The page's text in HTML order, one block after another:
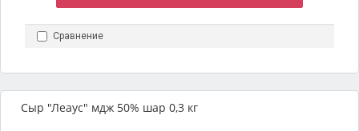
Сравнение
Сыр "Леаус" мдж 50% шар 0,3 кг